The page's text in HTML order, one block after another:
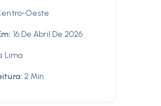
Oeste
16 De Abril De 2026
Lima
2 Min